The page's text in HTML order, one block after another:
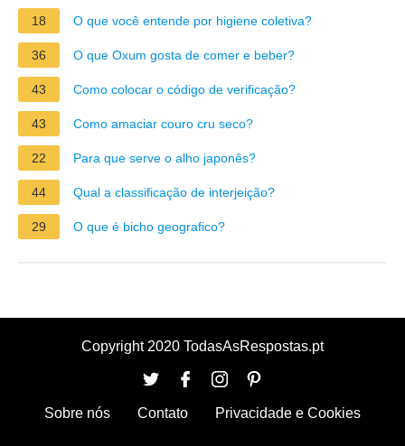
18
O que você entende por higiene coletiva?
36 O que Oxum gosta de comer e beber?
43 Como colocar o código de verificação?
43 Como amaciar couro cru seco?
22 Para que serve o alho japonês?
44 Qual a classificação de interjeição?
29 O que é bicho geografico?
Copyright 2020 TodasAsRespostas.pt
Sobre nós Contato Privacidade e Cookies